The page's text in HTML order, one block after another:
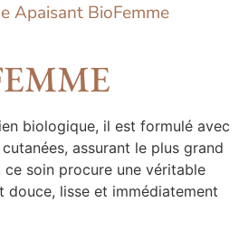
Apaisant BioFemme
biologique, il est formulé avec
assurant le plus grand
soin procure une véritable
douce, lisse et immédiatement